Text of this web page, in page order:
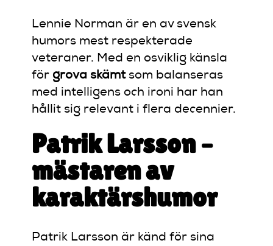
Lennie Norman är en av svensk
humors mest respekterade
veteraner. Med en osviklig känsla
för grova skämtsom balanseras
med intelligens och ironi har han
hållit sig relevant i flera decennier.
Patrik Larsson –
mästaren av
karaktärshumor
Patrik Larsson är känd för sina